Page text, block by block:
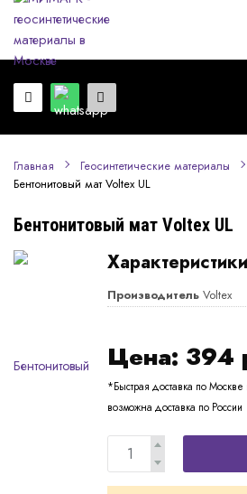
Главная Геосинтетические материалы
Бентонитовый мат Voltex UL
Бентонитовый мат Voltex UL
Характеристики
Производитель Voltex
Цена: 394
*Быстрая доставка по Москве
возможна доставка по России